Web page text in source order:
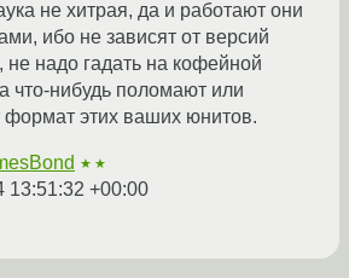
не хитрая, да и работают они
ибо не зависят от версий
надо гадать на кофейной
что-нибудь поломают или
этих ваших юнитов.
★★
13:51:32 +00:00